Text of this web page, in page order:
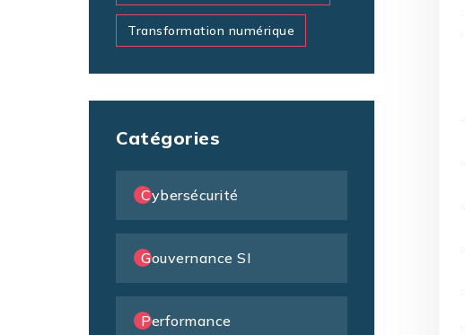
Transformation numérique
Catégories
Cybersécurité
Gouvernance SI
Performance